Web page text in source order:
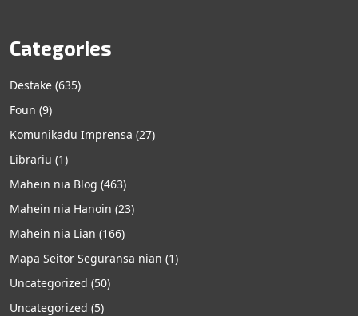
Categories
Destake (635)
Foun (9)
Komunikadu Imprensa (27)
Librariu (1)
Mahein nia Blog (463)
Mahein nia Hanoin (23)
Mahein nia Lian (166)
Mapa Seitor Seguransa nian (1)
Uncategorized (50)
Uncategorized (5)